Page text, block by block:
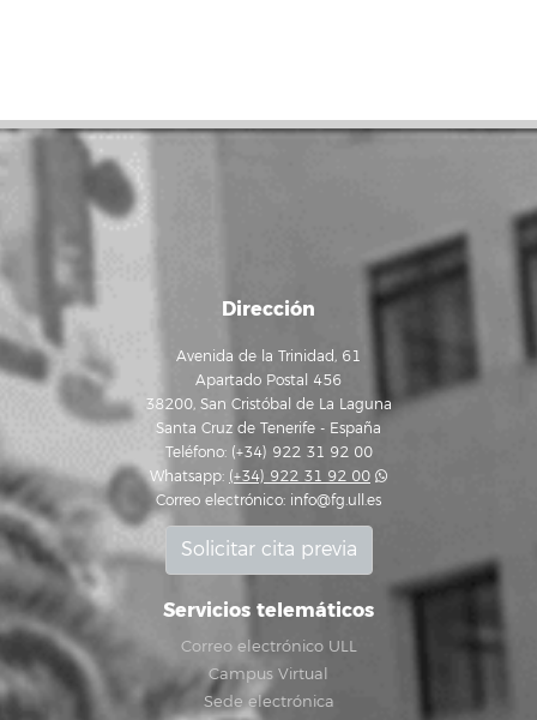
Dirección
Avenida de la Trinidad, 61
Apartado Postal 456
38200, San Cristóbal de La Laguna
Santa Cruz de Tenerife - España
Teléfono: (+34) 922 31 92 00
Whatsapp: (+34) 922 31 92 00
Correo electrónico: info@fg.ull.es
Solicitar cita previa
Servicios telemáticos
Correo electrónico ULL
Campus Virtual
Sede electrónica